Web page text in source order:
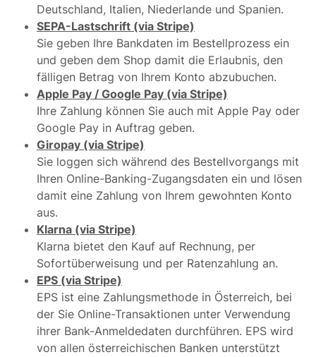
Deutschland, Italien, Niederlande und Spanien.
SEPA-Lastschrift (via Stripe)
Sie geben Ihre Bankdaten im Bestellprozess ein
und geben dem Shop damit die Erlaubnis, den
fälligen Betrag von Ihrem Konto abzubuchen.
Apple Pay / Google Pay (via Stripe)
Ihre Zahlung können Sie auch mit Apple Pay oder
Google Pay in Auftrag geben.
Giropay (via Stripe)
Sie loggen sich während des Bestellvorgangs mit
Ihren Online-Banking-Zugangsdaten ein und lösen
damit eine Zahlung von Ihrem gewohnten Konto
aus.
Klarna (via Stripe)
Klarna bietet den Kauf auf Rechnung, per
Sofortüberweisung und per Ratenzahlung an.
EPS (via Stripe)
EPS ist eine Zahlungsmethode in Österreich, bei
der Sie Online-Transaktionen unter Verwendung
ihrer Bank-Anmeldedaten durchführen. EPS wird
von allen österreichischen Banken unterstützt